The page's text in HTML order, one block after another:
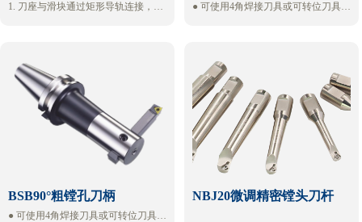
1. 刀座与滑块通过矩形导轨连接，连
用对刀仪
3. 刀桥采用带加强筋结构的优化设
计，刚性足，重量轻
● 可使用4角焊接刀具或可转位刀具。
BSB90°粗镗孔刀柄
● 可使用4角焊接刀具或可转位刀具。
NBJ20微调精密镗头刀杆